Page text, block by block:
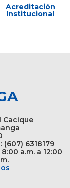
Acreditación
Institucional
Cacique
6318179
a.m. a 12:00